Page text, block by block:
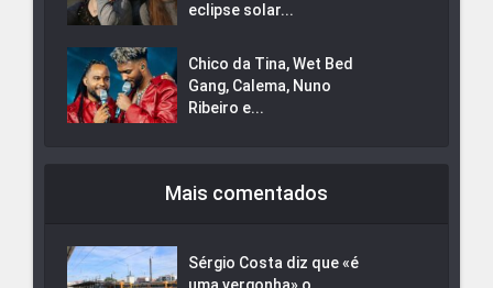
eclipse solar...
Chico da Tina, Wet Bed
Gang, Calema, Nuno
Ribeiro e...
Mais comentados
Sérgio Costa diz que «é